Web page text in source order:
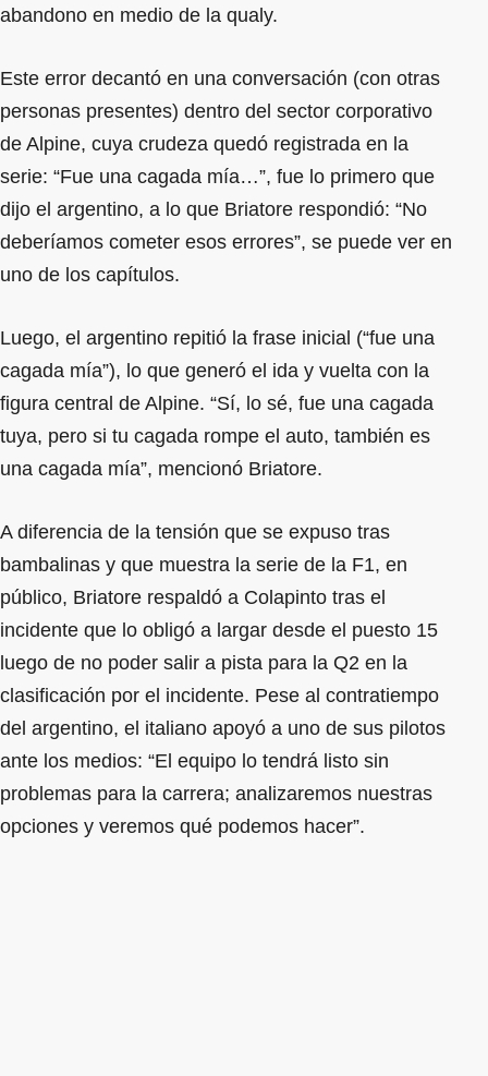
abandono en medio de la qualy.
Este error decantó en una conversación (con otras
personas presentes) dentro del sector corporativo
de Alpine, cuya crudeza quedó registrada en la
serie: “Fue una cagada mía…”, fue lo primero que
dijo el argentino, a lo que Briatore respondió: “No
deberíamos cometer esos errores”, se puede ver en
uno de los capítulos.
Luego, el argentino repitió la frase inicial (“fue una
cagada mía”), lo que generó el ida y vuelta con la
figura central de Alpine. “Sí, lo sé, fue una cagada
tuya, pero si tu cagada rompe el auto, también es
una cagada mía”, mencionó Briatore.
A diferencia de la tensión que se expuso tras
bambalinas y que muestra la serie de la F1, en
público, Briatore respaldó a Colapinto tras el
incidente que lo obligó a largar desde el puesto 15
luego de no poder salir a pista para la Q2 en la
clasificación por el incidente. Pese al contratiempo
del argentino, el italiano apoyó a uno de sus pilotos
ante los medios: “El equipo lo tendrá listo sin
problemas para la carrera; analizaremos nuestras
opciones y veremos qué podemos hacer”.